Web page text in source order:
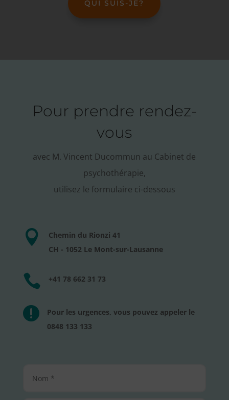
QUI SUIS-JE?
Pour prendre rendez-
vous
avec M. Vincent Ducommun au Cabinet de
psychothérapie,
utilisez le formulaire ci-dessous

Chemin du Rionzi 41
CH - 1052 Le Mont-sur-Lausanne
 +41 78 662 31 73

Pour les urgences, vous pouvez appeler le
0848 133 133